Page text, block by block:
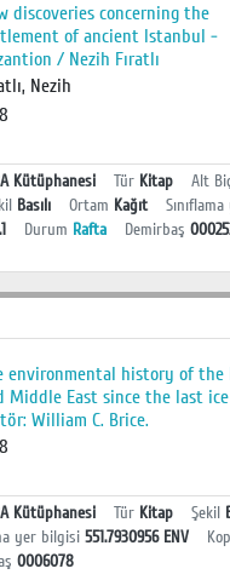
discoveries concerning the
of ancient Istanbul -
/ Nezih Fıratlı
Nezih
Kütüphanesi Tür Kitap
Alt
Basılı Ortam Kağıt
Durum Rafta Demirbaş
environmental history of the
Middle East since the last
William C. Brice.
Kütüphanesi Tür Kitap Şekil
yer bilgisi 551.7930956 ENV
0006078